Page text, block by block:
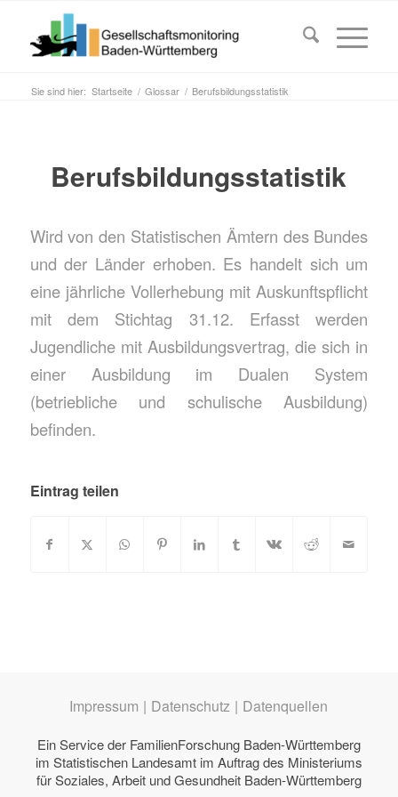
Sie sind hier: Startseite / Glossar / Berufsbildungsstatistik
Berufsbildungsstatistik
Wird von den Statistischen Ämtern des Bundes
und der Länder erhoben. Es handelt sich um
eine jährliche Vollerhebung mit Auskunftspflicht
mit dem Stichtag 31.12. Erfasst werden
Jugendliche mit Ausbildungsvertrag, die sich in
einer Ausbildung im Dualen System
(betriebliche und schulische Ausbildung)
befinden.
Eintrag teilen
Impressum | Datenschutz | Datenquellen
Ein Service der FamilienForschung Baden-Württemberg
im Statistischen Landesamt im Auftrag des Ministeriums
für Soziales, Arbeit und Gesundheit Baden-Württemberg